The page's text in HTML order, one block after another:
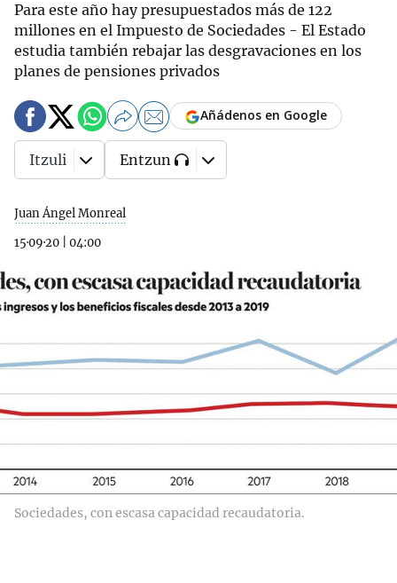
Para este año hay presupuestados más de 122
millones en el Impuesto de Sociedades - El Estado
estudia también rebajar las desgravaciones en los
planes de pensiones privados
Juan Ángel Monreal
15·09·20
04:00
Añádenos en Google
Itzuli Entzun
Sociedades, con escasa capacidad recaudatoria.